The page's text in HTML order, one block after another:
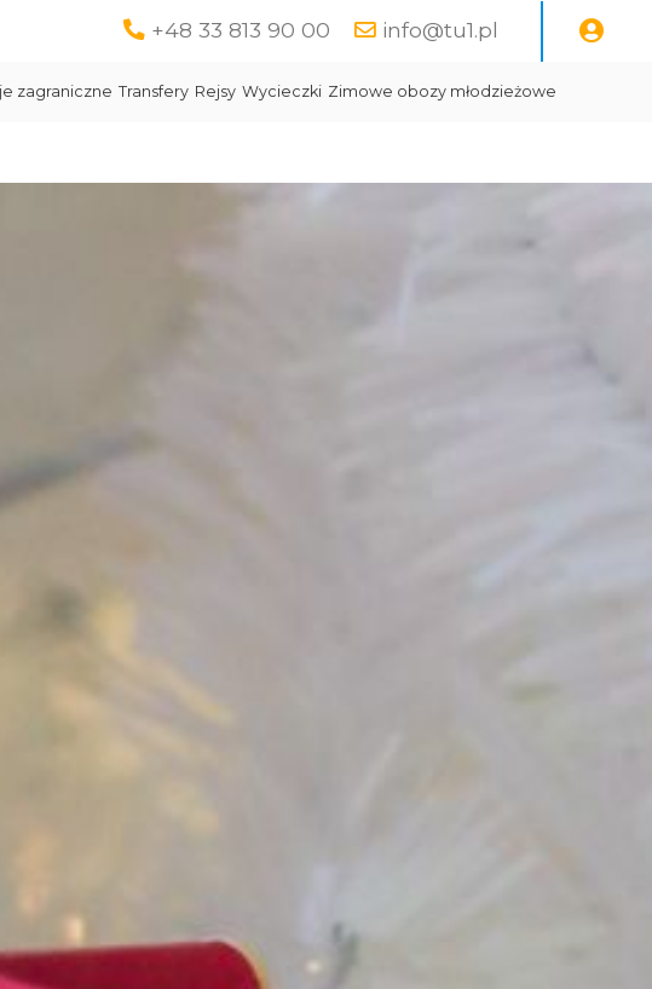
+48 33 813 90 00 info@tu1.pl
zagraniczne Transfery Rejsy Wycieczki Zimowe obozy młodzieżowe